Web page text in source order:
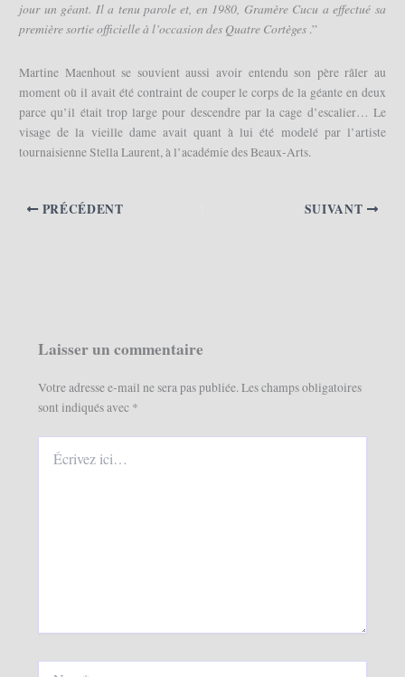
jour un géant. Il a tenu parole et, en 1980, Gramère Cucu a effectué sa
première sortie officielle à l’occasion des Quatre Cortèges .”
Martine Maenhout se souvient aussi avoir entendu son père râler au
moment où il avait été contraint de couper le corps de la géante en deux
parce qu’il était trop large pour descendre par la cage d’escalier… Le
visage de la vieille dame avait quant à lui été modelé par l’artiste
tournaisienne Stella Laurent, à l’académie des Beaux-Arts.
PRÉCÉDENT SUIVANT
Laisser un commentaire
Votre adresse e-mail ne sera pas publiée.Les champs obligatoires
sont indiqués avec *
ici…